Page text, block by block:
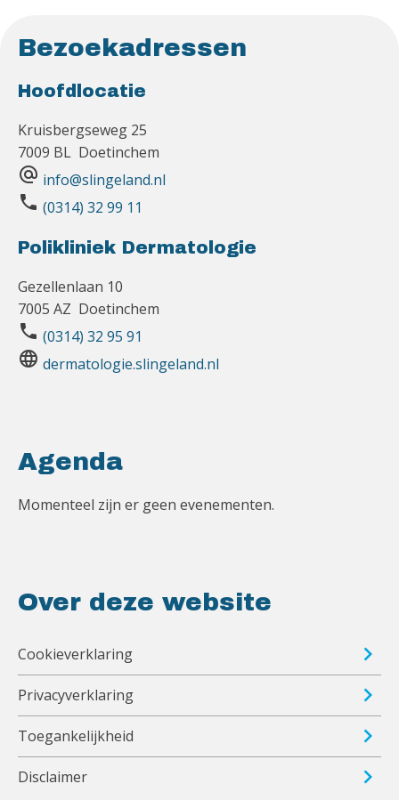
Bezoekadressen
Hoofdlocatie
Kruisbergseweg 25
7009 BL Doetinchem
alternate_email info@slingeland.nl
phone (0314) 32 99 11
Polikliniek Dermatologie
Gezellenlaan 10
7005 AZ Doetinchem
phone (0314) 32 95 91
language dermatologie.slingeland.nl
Agenda
Momenteel zijn er geen evenementen.
Over deze website
Cookieverklaring
Privacyverklaring
Toegankelijkheid
Disclaimer